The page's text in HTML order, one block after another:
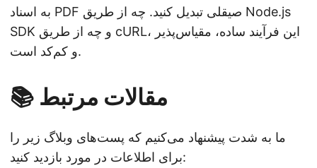
به اسناد PDF صیقلی تبدیل کنید. چه از طریق Node.js
SDK و چه از طریق cURL، این فرآیند ساده، مقیاس‌پذیر
و کم‌کد است.
📚 مقالات مرتبط
ما به شدت پیشنهاد می‌کنیم که پست‌های وبلاگ زیر را
برای اطلاعات در مورد بازدید کنید: